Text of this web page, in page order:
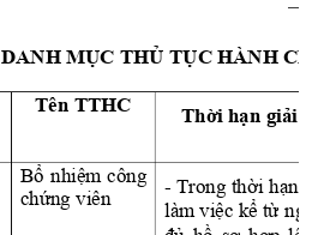
DANH MỤC THỦ TỤC HÀNH
Tên TTHC Thời hạn giải
Bổ nhiệm công
chứng viên
- Trong thời hạn
làm việc kể từ